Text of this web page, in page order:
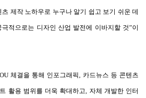
제작 노하우로 누구나 알기 쉽고 보기 쉬운 데
적으로는 디자인 산업 발전에 이바지할 것”이
체결을 통해 인포그래픽, 카드뉴스 등 콘텐츠
활용 범위를 더욱 확대하고, 자체 개발한 인터